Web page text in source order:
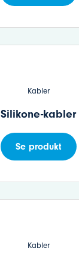
Kabler
Silikone-kabler
Se produkt
Kabler